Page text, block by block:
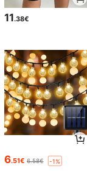
11.38€
6.51€ 6.58€ -1%